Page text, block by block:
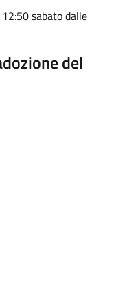
sabato dalle
del